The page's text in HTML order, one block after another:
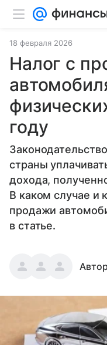
18 февраля 2026
Налог с
году
страны
дохода,
В каком случае и
продажи
в статье.